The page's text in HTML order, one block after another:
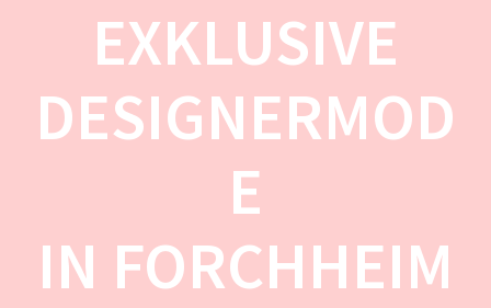
EXKLUSIVE
DESIGNERMOD
E
IN FORCHHEIM